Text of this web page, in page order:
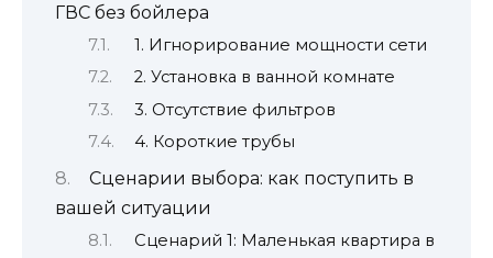
ГВС без бойлера
1. Игнорирование мощности сети
2. Установка в ванной комнате
3. Отсутствие фильтров
4. Короткие трубы
Сценарии выбора: как поступить в
вашей ситуации
Сценарий 1: Маленькая квартира в